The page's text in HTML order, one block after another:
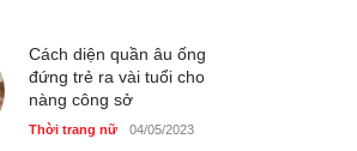
Cách diện quần âu ống
đứng trẻ ra vài tuổi cho
nàng công sở
Thời trang nữ 04/05/2023